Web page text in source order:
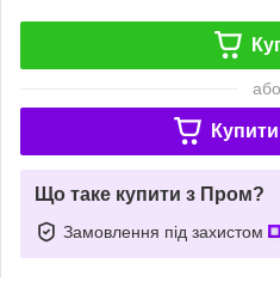
або
Що таке купити з Пром?
Замовлення під захистом